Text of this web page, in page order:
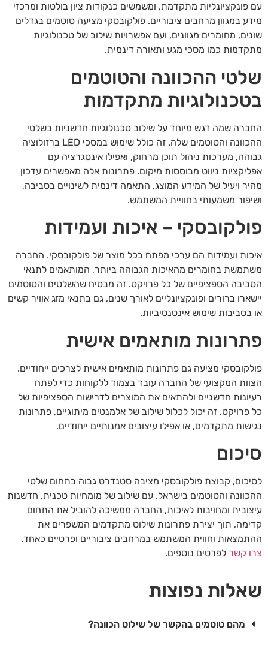
עם פונקציונליות מתקדמת, ומשמשים כנקודות ציון בולטות ומרכזי
מידע במגוון מרחבים ציבוריים. פולקובסקי מציעה טוטמים בגדלים
שונים, מחומרים מגוונים, ועם אפשרויות שילוב של טכנולוגיות
מתקדמות כמו מסכי מגע ותאורה דינמית.
שלטי ההכוונה והטוטמים
בטכנולוגיות מתקדמות
החברה שמה דגש מיוחד על שילוב טכנולוגיות חדשניות בשלטי
ההכוונה והטוטמים שלה. זה כולל שימוש במסכי LED ברזולוציה
גבוהה, מערכות ניהול תוכן מרחוק, ואפילו אינטגרציה עם
אפליקציות ניווט מבוססות מיקום. פתרונות אלה מאפשרים עדכון
מהיר ויעיל של המידע המוצג, התאמה דינמית לשינויים בסביבה,
ושיפור משמעותי בחוויית המשתמש.
פולקובסקי – איכות ועמידות
איכות ועמידות הם ערכי מפתח בכל מוצר של פולקובסקי. החברה
משתמשת בחומרים מהאיכות הגבוהה ביותר, המותאמים לתנאי
הסביבה הספציפיים של כל פרויקט. זה מבטיח שהשלטים והטוטמים
יישארו ברורים ופונקציונליים לאורך שנים, גם בתנאי מזג אוויר קשים
או בסביבות שימוש אינטנסיביות.
פתרונות מותאמים אישית
פולקובסקי מציעה גם פתרונות מותאמים אישית לצרכים ייחודיים.
הצוות המקצועי של החברה עובד בצמוד ללקוחות כדי לפתח
רעיונות חדשניים ולהתאים את המוצרים לדרישות הספציפיות של
כל פרויקט. זה יכול לכלול שילוב של אלמנטים מיתוגיים, פתרונות
נגישות מתקדמים, או אפילו עיצובים אמנותיים ייחודיים.
סיכום
לסיכום, קבוצת פולקובסקי מציבה סטנדרט גבוה בתחום שלטי
ההכוונה והטוטמים בישראל. עם שילוב של מומחיות טכנית, חדשנות
עיצובית ומחויבות לאיכות, החברה ממשיכה להוביל את התחום
קדימה, תוך יצירת פתרונות שילוט מתקדמים המשפרים את
ההתמצאות וחווית המשתמש במרחבים ציבוריים ופרטיים כאחד.
צרו קשר לפרטים נוספים.
שאלות נפוצות
מהם טוטמים בהקשר של שילוט הכוונה?